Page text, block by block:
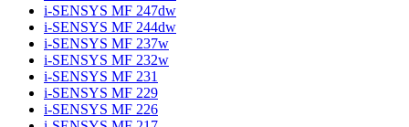
i-SENSYS MF 247dw
i-SENSYS MF 244dw
i-SENSYS MF 237w
i-SENSYS MF 232w
i-SENSYS MF 231
i-SENSYS MF 229
i-SENSYS MF 226